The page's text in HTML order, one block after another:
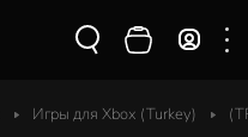
Игры для Xbox (Turkey)